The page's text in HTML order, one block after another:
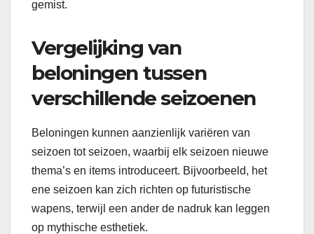
gemist.
Vergelijking van
beloningen tussen
verschillende seizoenen
Beloningen kunnen aanzienlijk variëren van
seizoen tot seizoen, waarbij elk seizoen nieuwe
thema’s en items introduceert. Bijvoorbeeld, het
ene seizoen kan zich richten op futuristische
wapens, terwijl een ander de nadruk kan leggen
op mythische esthetiek.